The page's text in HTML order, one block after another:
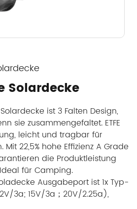
Solardecke
ist 3 Falten Design,
sie zusammengefaltet. ETFE
leicht und tragbar für
22,5% hohe Effizienz A Grade
die Produktleistung
für Camping.
Ausgabeport ist 1x Typ-
3a; 15V/3a；20V/2.25a),